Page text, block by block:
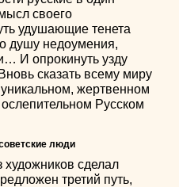
своего
удушающие тенета
душу недоумения,
И опрокинуть узду
сказать всему миру
жертвенном
Русском
люди
сделал
третий путь,